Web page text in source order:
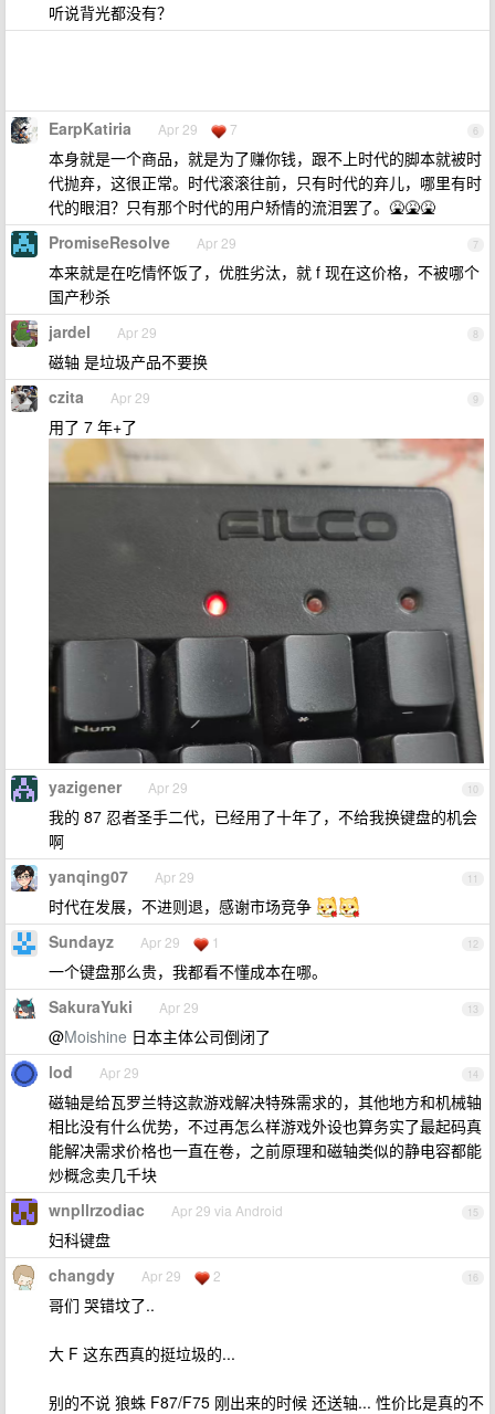
听说背光都没有？
6
EarpKatiria Apr 29 7
本身就是一个商品，就是为了赚你钱，跟不上时代的脚本就被时
代抛弃，这很正常。时代滚滚往前，只有时代的弃儿，哪里有时
代的眼泪？只有那个时代的用户矫情的流泪罢了。🤮🤮🤮
7
PromiseResolve Apr 29
本来就是在吃情怀饭了，优胜劣汰，就 f 现在这价格，不被哪个
国产秒杀
8
jardel Apr 29
磁轴 是垃圾产品不要换
9
czita Apr 29
用了 7 年+了
10
yazigener Apr 29
我的 87 忍者圣手二代，已经用了十年了，不给我换键盘的机会
啊
11
yanqing07 Apr 29
时代在发展，不进则退，感谢市场竞争
12
Sundayz Apr 29 1
一个键盘那么贵，我都看不懂成本在哪。
13
SakuraYuki Apr 29
@Moishine 日本主体公司倒闭了
14
lod Apr 29
磁轴是给瓦罗兰特这款游戏解决特殊需求的，其他地方和机械轴
相比没有什么优势，不过再怎么样游戏外设也算务实了最起码真
能解决需求价格也一直在卷，之前原理和磁轴类似的静电容都能
炒概念卖几千块
15
wnpllrzodiac Apr 29 via Android
妇科键盘
16
changdy Apr 29 2
哥们 哭错坟了..
大 F 这东西真的挺垃圾的...
别的不说 狼蛛 F87/F75 刚出来的时候 还送轴... 性价比是真的不